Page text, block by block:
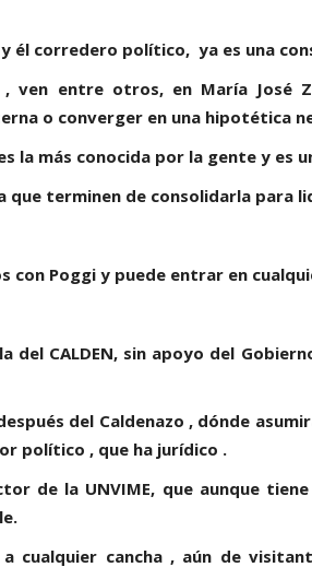
y él corredero político, ya es una
entre otros, en María José
o converger en una hipotética
la más conocida por la gente y es
que terminen de consolidarla para
con Poggi y puede entrar en
del CALDEN, sin apoyo del
del Caldenazo , dónde
político , que ha jurídico .
de la UNVIME, que aunque
cualquier cancha , aún de